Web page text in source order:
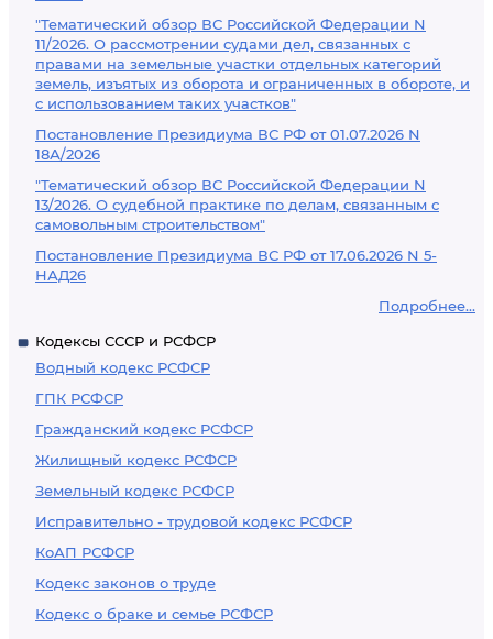
"Тематический обзор ВС Российской Федерации N
11/2026. О рассмотрении судами дел, связанных с
правами на земельные участки отдельных категорий
земель, изъятых из оборота и ограниченных в обороте, и
с использованием таких участков"
Постановление Президиума ВС РФ от 01.07.2026 N
18А/2026
"Тематический обзор ВС Российской Федерации N
13/2026. О судебной практике по делам, связанным с
самовольным строительством"
Постановление Президиума ВС РФ от 17.06.2026 N 5-
НАД26
Подробнее...
Кодексы СССР и РСФСР
Водный кодекс РСФСР
ГПК РСФСР
Гражданский кодекс РСФСР
Жилищный кодекс РСФСР
Земельный кодекс РСФСР
Исправительно - трудовой кодекс РСФСР
КоАП РСФСР
Кодекс законов о труде
Кодекс о браке и семье РСФСР